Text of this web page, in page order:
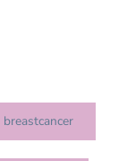
breastcancer